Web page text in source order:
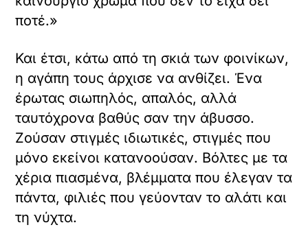
ποτέ.»
Και έτσι, κάτω από τη σκιά των φοινίκων,
η αγάπη τους άρχισε να ανθίζει. Ένα
έρωτας σιωπηλός, απαλός, αλλά
ταυτόχρονα βαθύς σαν την άβυσσο.
Ζούσαν στιγμές ιδιωτικές, στιγμές που
μόνο εκείνοι κατανοούσαν. Βόλτες με τα
χέρια πιασμένα, βλέμματα που έλεγαν τα
πάντα, φιλιές που γεύονταν το αλάτι και
τη νύχτα.